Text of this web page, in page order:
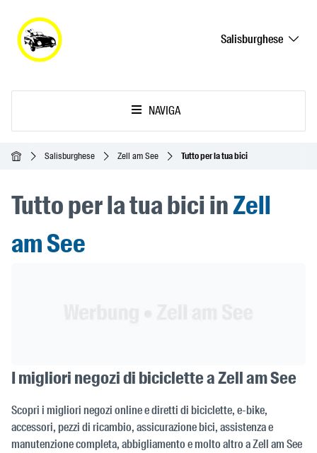
Salisburghese
NAVIGA
Home Salisburghese Zell am See Tutto per la tua bici
Tutto per la tua bici inZell
am See
I migliori negozi di biciclette a Zell am See
Scopri i migliori negozi online e diretti di biciclette, e-bike,
accessori, pezzi di ricambio, assicurazione bici, assistenza e
manutenzione completa, abbigliamento e molto altro a Zell am See